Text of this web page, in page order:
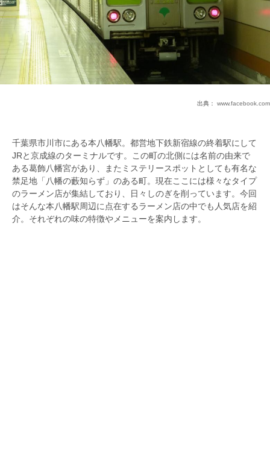
出典： www.facebook.com
千葉県市川市にある本八幡駅。都営地下鉄新宿線の終着駅にして
JRと京成線のターミナルです。この町の北側には名前の由来で
ある葛飾八幡宮があり、またミステリースポットとしても有名な
禁足地「八幡の藪知らず」のある町。現在ここには様々なタイプ
のラーメン店が集結しており、日々しのぎを削っています。今回
はそんな本八幡駅周辺に点在するラーメン店の中でも人気店を紹
介。それぞれの味の特徴やメニューを案内します。